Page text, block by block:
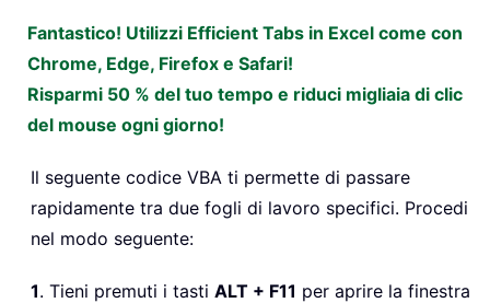
Fantastico! Utilizzi Efficient Tabs in Excel come con
Chrome, Edge, Firefox e Safari!
Risparmi 50 % del tuo tempo e riduci migliaia di clic
del mouse ogni giorno!
Il seguente codice VBA ti permette di passare
rapidamente tra due fogli di lavoro specifici. Procedi
nel modo seguente:
1. Tieni premuti i tasti ALT + F11 per aprire la finestra